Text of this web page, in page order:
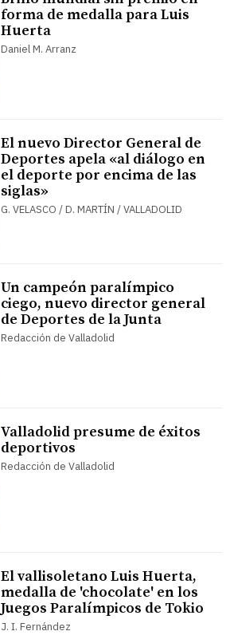
forma de medalla para Luis
Huerta
Daniel M. Arranz
El nuevo Director General de
Deportes apela «al diálogo en
el deporte por encima de las
siglas»
G. VELASCO / D. MARTÍN / VALLADOLID
Un campeón paralímpico
ciego, nuevo director general
de Deportes de la Junta
Redacción de Valladolid
Valladolid presume de éxitos
deportivos
Redacción de Valladolid
El vallisoletano Luis Huerta,
medalla de 'chocolate' en los
Juegos Paralímpicos de Tokio
J. I. Fernández